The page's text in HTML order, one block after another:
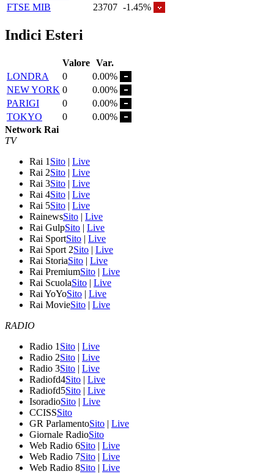
FTSE MIB
23707 -1.45%
Indici Esteri
Valore Var.
LONDRA
0
0.00%
NEW YORK 0
0.00%
PARIGI
0
0.00%
TOKYO
0
0.00%
Network Rai
TV
Rai 1 Sito | Live
Rai 2Sito | Live
Rai 3Sito | Live
Rai 4Sito | Live
Rai 5Sito | Live
RainewsSito | Live
Rai GulpSito | Live
Rai SportSito | Live
Rai Sport 2Sito | Live
Rai StoriaSito | Live
Rai PremiumSito | Live
Rai ScuolaSito | Live
Rai YoYoSito | Live
Rai MovieSito | Live
RADIO
Radio 1 Sito | Live
Radio 2Sito | Live
Radio 3Sito | Live
Radiofd4Sito | Live
Radiofd5Sito | Live
IsoradioSito | Live
CCISSSito
GR ParlamentoSito | Live
Giornale RadioSito
Web Radio 6Sito | Live
Web Radio 7Sito | Live
Web Radio 8Sito | Live